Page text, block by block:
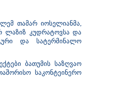
თამარ იოსელიანმა,
ლაზიზ კუდრატოვსა და
და სატერმინალო
ბათუმის საზღვაო
საკონტეინერო